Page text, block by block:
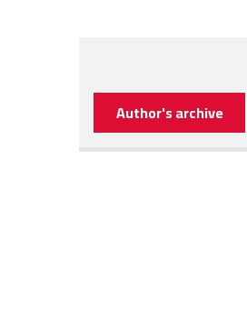
Author's archive